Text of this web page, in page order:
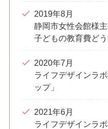
2019年8月
静岡市女性会館様
子どもの教育費どう
2020年7月
ライフデザインラ
ップ」
2021年6月
ライフデザインラ